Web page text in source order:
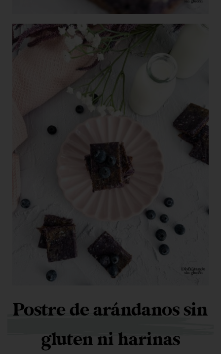
Postre de arándanos sin
gluten ni harinas